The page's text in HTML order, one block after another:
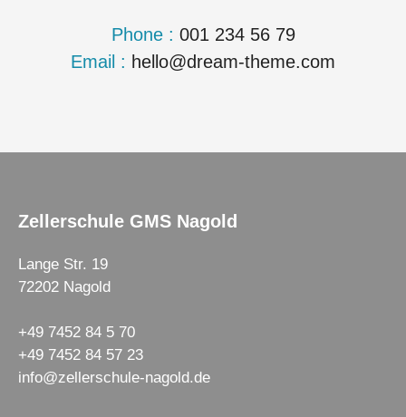
Phone : 001 234 56 79
Email : hello@dream-theme.com
Zellerschule GMS Nagold
Lange Str. 19
72202 Nagold
+49 7452 84 5 70
+49 7452 84 57 23
info@zellerschule-nagold.de